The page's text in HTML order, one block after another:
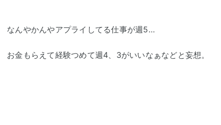
なんやかんやアプライしてる仕事が週5…
お金もらえて経験つめて週4、3がいいなぁなどと妄想。